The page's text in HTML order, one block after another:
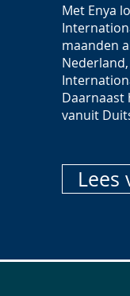
Met Enya
maanden
Daarnaast
vanuit
Lees